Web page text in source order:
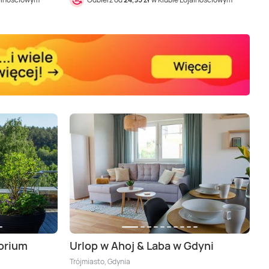
Szczecin (okolice), Toruń (okolice)
Urlop w Ahoj & Laba w Gdyni
Trójmiasto, Gdynia